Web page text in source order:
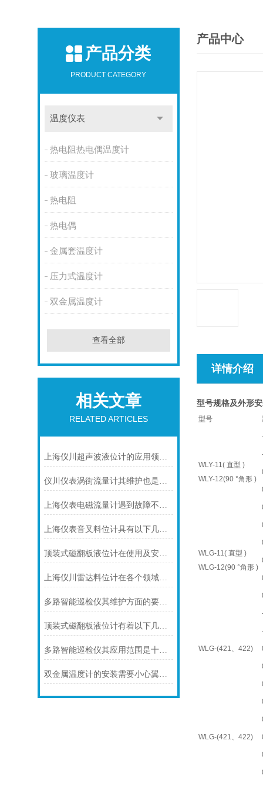
产品分类
PRODUCT CATEGORY
温度仪表
热电阻热电偶温度计
玻璃温度计
热电阻
热电偶
金属套温度计
压力式温度计
双金属温度计
查看全部
相关文章
RELATED ARTICLES
上海仪川超声波液位计的应用领域与性能特点
仪川仪表涡街流量计其维护也是有要领的
上海仪表电磁流量计遇到故障不要慌！先看下文
上海仪表音叉料位计具有以下几个主要的用途
顶装式磁翻板液位计在使用及安装前需要做些什么呢？
上海仪川雷达料位计在各个领域中都有着广泛的作用
多路智能巡检仪其维护方面的要点是什么？
顶装式磁翻板液位计有着以下几大技术特点
多路智能巡检仪其应用范围是十分广泛的
双金属温度计的安装需要小心翼翼的！
产品中心
详情介绍
型号规格及外形
型号
WLY-11( 直型 )
WLY-12(90 °角形 )
WLG-11( 直型 )
WLG-12(90 °角形 )
WLG-(421、422)
WLG-(421、422)